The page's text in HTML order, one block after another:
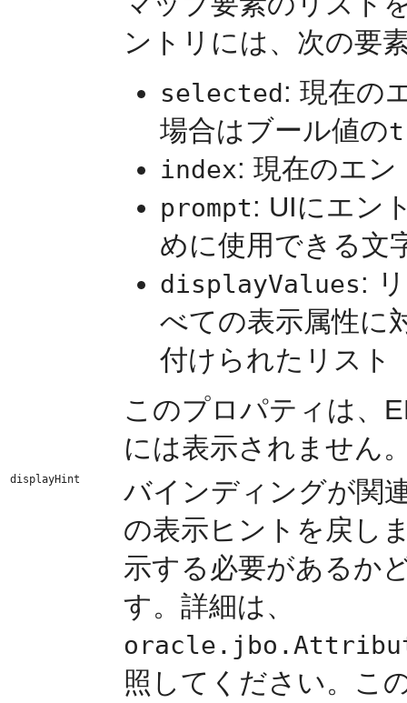
ントリには、次の要
selected: 現在の
場合はブール値の
index: 現在のエン
prompt: UIにエン
めに使用できる文
displayValues:
べての表示属性に
付けられたリスト
このプロパティは、
には表示されません
displayHint
バインディングが関
の表示ヒントを戻し
示する必要があるか
す。詳細は、
照してください。こ